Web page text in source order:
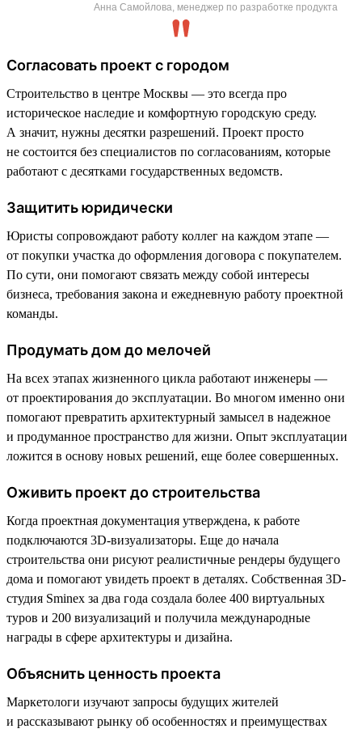
Анна Самойлова, менеджер по разработке продукта
Согласовать проект с городом
Строительство в центре Москвы — это всегда про
историческое наследие и комфортную городскую среду.
А значит, нужны десятки разрешений. Проект просто
не состоится без специалистов по согласованиям, которые
работают с десятками государственных ведомств.
Защитить юридически
Юристы сопровождают работу коллег на каждом этапе —
от покупки участка до оформления договора с покупателем.
По сути, они помогают связать между собой интересы
бизнеса, требования закона и ежедневную работу проектной
команды.
Продумать дом до мелочей
На всех этапах жизненного цикла работают инженеры —
от проектирования до эксплуатации. Во многом именно они
помогают превратить архитектурный замысел в надежное
и продуманное пространство для жизни. Опыт эксплуатации
ложится в основу новых решений, еще более совершенных.
Оживить проект до строительства
Когда проектная документация утверждена, к работе
подключаются 3D-визуализаторы. Еще до начала
строительства они рисуют реалистичные рендеры будущего
дома и помогают увидеть проект в деталях. Собственная 3D-
студия Sminex за два года создала более 400 виртуальных
туров и 200 визуализаций и получила международные
награды в сфере архитектуры и дизайна.
Объяснить ценность проекта
Маркетологи изучают запросы будущих жителей
и рассказывают рынку об особенностях и преимуществах